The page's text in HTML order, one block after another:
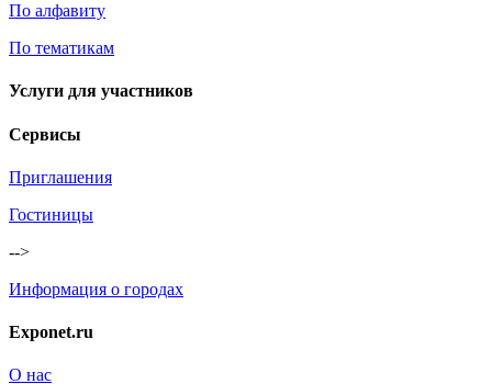
По алфавиту
По тематикам
Услуги для участников
Сервисы
Приглашения
Гостиницы
-->
Информация о городах
Exponet.ru
О нас